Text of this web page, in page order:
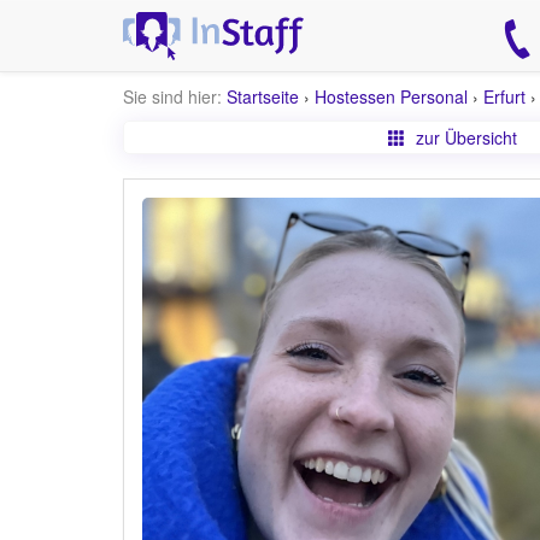
Sie sind hier: Startseite › Hostessen Personal › Erfurt ›
zur Übersicht